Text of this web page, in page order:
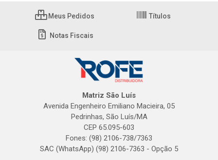
Meus Pedidos Títulos
Notas Fiscais
Matriz São Luís
Avenida Engenheiro Emiliano Macieira, 05
Pedrinhas, São Luís/MA
CEP 65.095-603
Fones: (98) 2106-738/7363
SAC (WhatsApp) (98) 2106-7363 - Opção 5